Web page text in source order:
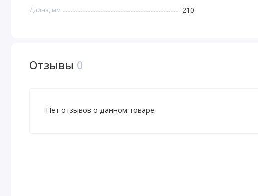
Длина, мм 210
Отзывы 0
Нет отзывов о данном товаре.